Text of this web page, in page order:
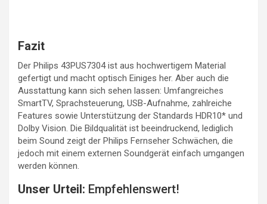
Fazit
Der Philips 43PUS7304 ist aus hochwertigem Material
gefertigt und macht optisch Einiges her. Aber auch die
Ausstattung kann sich sehen lassen: Umfangreiches
SmartTV, Sprachsteuerung, USB-Aufnahme, zahlreiche
Features sowie Unterstützung der Standards HDR10* und
Dolby Vision. Die Bildqualität ist beeindruckend, lediglich
beim Sound zeigt der Philips Fernseher Schwächen, die
jedoch mit einem externen Soundgerät einfach umgangen
werden können.
Unser Urteil: Empfehlenswert!